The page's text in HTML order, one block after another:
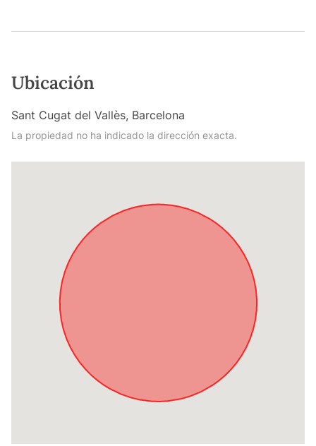
Ubicación
Sant Cugat del Vallès, Barcelona
La propiedad no ha indicado la dirección exacta.